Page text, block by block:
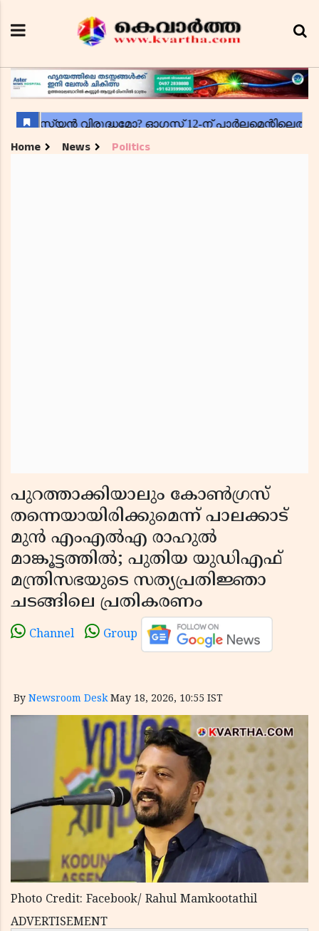
Home News Politics
പുറത്താക്കിയാലും കോൺഗ്രസ്
തന്നെയായിരിക്കുമെന്ന് പാലക്കാട്
മുൻ എംഎൽഎ രാഹുൽ
മാങ്കൂട്ടത്തിൽ; പുതിയ യുഡിഎഫ്
മന്ത്രിസഭയുടെ സത്യപ്രതിജ്ഞാ
ചടങ്ങിലെ പ്രതികരണം
Channel Group
By Newsroom Desk May 18, 2026, 10:55 IST
Photo Credit: Facebook/ Rahul Mamkootathil
ADVERTISEMENT